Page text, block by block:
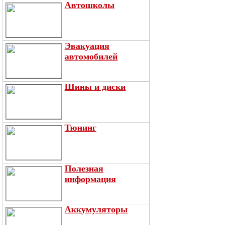
Автошколы
Эвакуация
автомобилей
Шины и диски
Тюнинг
Полезная
информация
Аккумуляторы